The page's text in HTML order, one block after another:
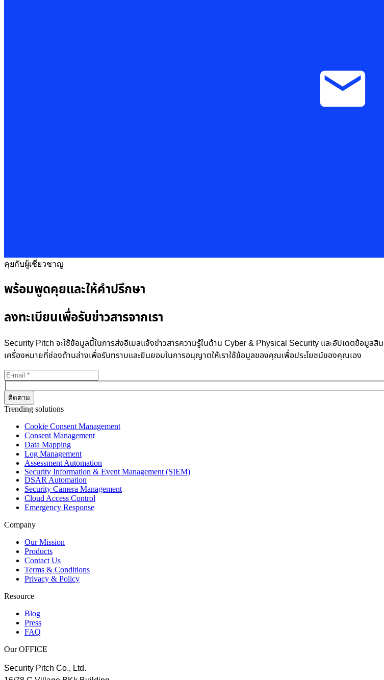
คุยกับผู้เชี่ยวชาญ
พร้อมพูดคุยและให้คำปรึกษา
ลงทะเบียนเพื่อรับข่าวสารจากเรา
Security Pitch จะใช้ข้อมูลนี้ในการส่งอีเมลแจ้งข่าวสารความรู้ในด้าน Cyber & Physical Security และอัปเดตข้อมูล
เครื่องหมายที่ช่องด้านล่างเพื่อรับทราบและยินยอมในการอนุญาตให้เราใช้ข้อมูลของคุณเพื่อประโยชน์ของคุณเอง
Trending solutions
Cookie Consent Management
Consent Management
Data Mapping
Log Management
Assessment Automation
Security Information & Event Management (SIEM)
DSAR Automation
Security Camera Management
Cloud Access Control
Emergency Response
Company
Our Mission
Products
Contact Us
Terms & Conditions
Privacy & Policy
Resource
Blog
Press
FAQ
Our OFFICE
Security Pitch Co., Ltd.